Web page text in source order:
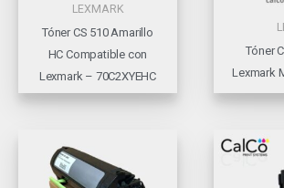
LEXMARK
Tóner CS 510 Amarillo
HC Compatible con
Lexmark – 70C2XYEHC
Tóner
Lexmark